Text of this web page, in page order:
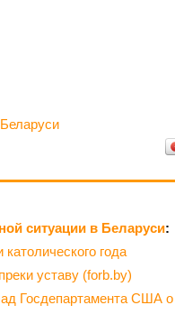
ситуации в Беларуси:
года
уставу (forb.by)
Госдепартамента США о